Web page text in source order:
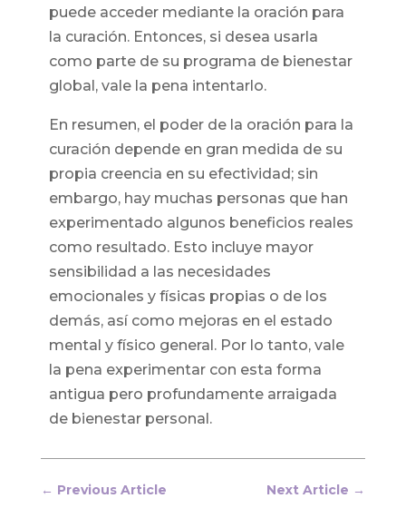
puede acceder mediante la oración para
la curación. Entonces, si desea usarla
como parte de su programa de bienestar
global, vale la pena intentarlo.
En resumen, el poder de la oración para la
curación depende en gran medida de su
propia creencia en su efectividad; sin
embargo, hay muchas personas que han
experimentado algunos beneficios reales
como resultado. Esto incluye mayor
sensibilidad a las necesidades
emocionales y físicas propias o de los
demás, así como mejoras en el estado
mental y físico general. Por lo tanto, vale
la pena experimentar con esta forma
antigua pero profundamente arraigada
de bienestar personal.
← Previous Article Next Article →